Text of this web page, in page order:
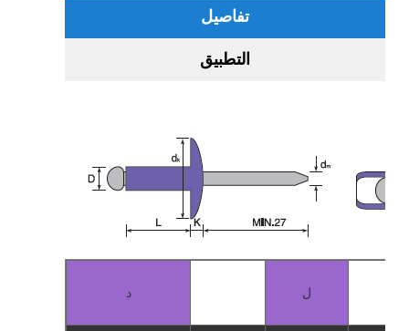
تفاصيل
التطبيق
د ل